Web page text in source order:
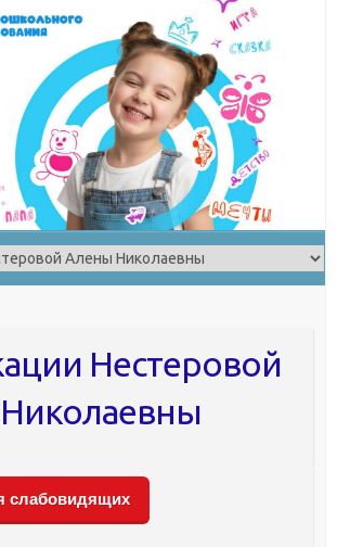
Нестеровой
слабовидящих